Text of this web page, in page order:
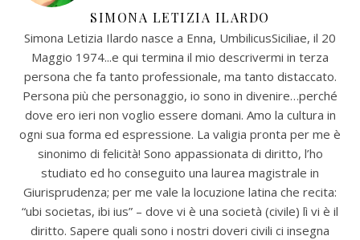
SIMONA LETIZIA ILARDO
Simona Letizia Ilardo nasce a Enna, UmbilicusSiciliae, il 20
Maggio 1974...e qui termina il mio descrivermi in terza
persona che fa tanto professionale, ma tanto distaccato.
Persona più che personaggio, io sono in divenire…perché
dove ero ieri non voglio essere domani. Amo la cultura in
ogni sua forma ed espressione. La valigia pronta per me è
sinonimo di felicità! Sono appassionata di diritto, l’ho
studiato ed ho conseguito una laurea magistrale in
Giurisprudenza; per me vale la locuzione latina che recita:
“ubi societas, ibi ius” – dove vi è una società (civile) lì vi è il
diritto. Sapere quali sono i nostri doveri civili ci insegna